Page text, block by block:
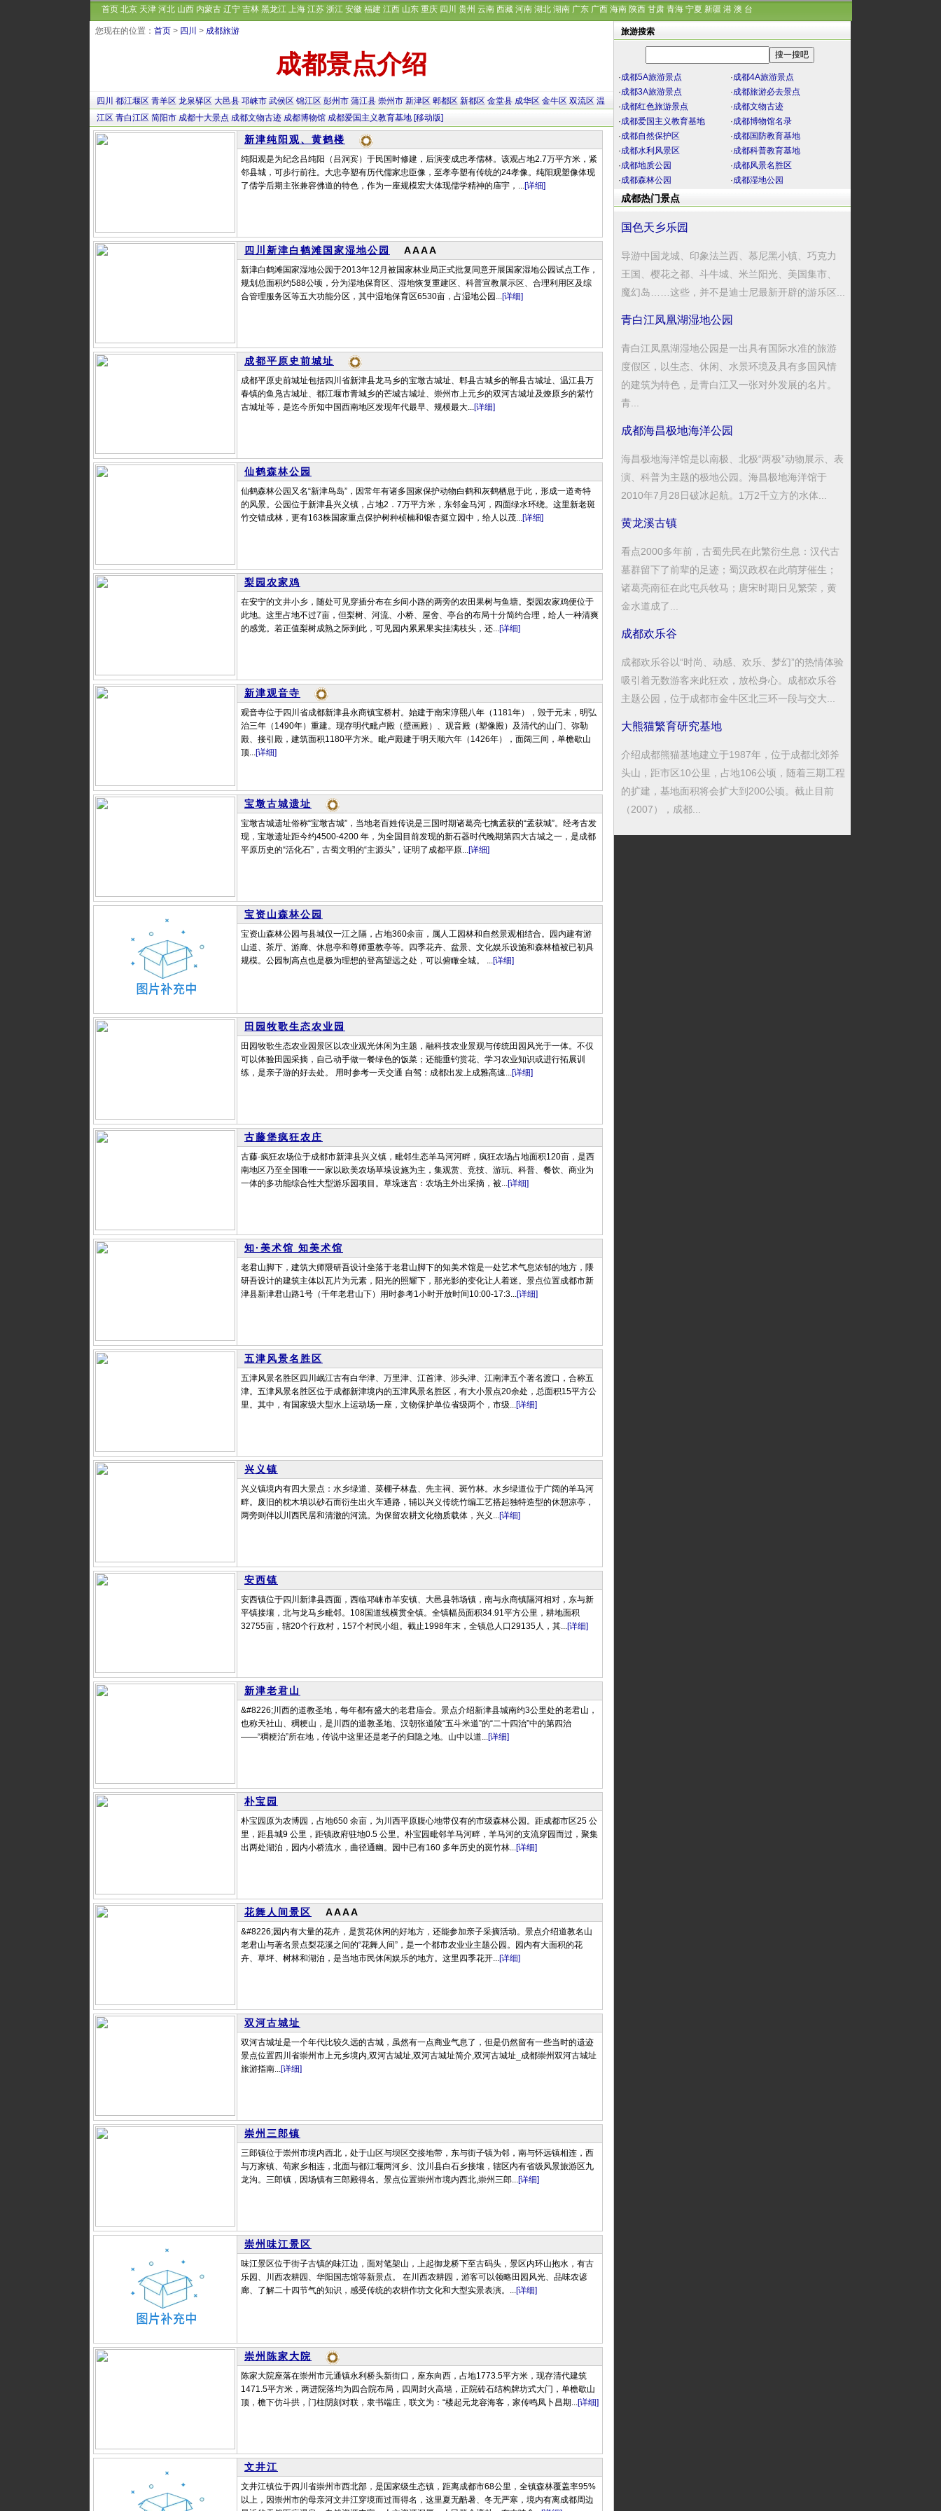
首页 北京 天津 河北 山西 内蒙古 辽宁 吉林 黑龙江 上海 江苏 浙江 安徽 福建 江西 山东 重庆 四川 贵州 云南 西藏 河南 湖北 湖南 广东 广西 海南 陕西 甘肃 青海 宁夏 新疆 港 澳 台
您现在的位置： 首页 > 四川 > 成都旅游
成都景点介绍
四川 都江堰区 青羊区 龙泉驿区 大邑县 邛崃市 武侯区 锦江区 彭州市 蒲江县 崇州市 新津区 郫都区 新都区 金堂县 成华区 金牛区 双流区 温
江区 青白江区 简阳市 成都十大景点 成都文物古迹 成都博物馆 成都爱国主义教育基地 [移动版]
新津纯阳观、黄鹤楼
纯阳观是为纪念吕纯阳（吕洞宾）于民国时修建，后演变成忠孝儒林。该观占地2.7万平方米，紧
邻县城，可步行前往。大忠亭塑有历代儒家忠臣像，至孝亭塑有传统的24孝像。纯阳观塑像体现
了儒学后期主张兼容佛道的特色，作为一座规模宏大体现儒学精神的庙宇，...[详细]
四川新津白鹤滩国家湿地公园 AAAA
新津白鹤滩国家湿地公园于2013年12月被国家林业局正式批复同意开展国家湿地公园试点工作，
规划总面积约588公顷，分为湿地保育区、湿地恢复重建区、科普宣教展示区、合理利用区及综
合管理服务区等五大功能分区，其中湿地保育区6530亩，占湿地公园...[详细]
成都平原史前城址
成都平原史前城址包括四川省新津县龙马乡的宝墩古城址、郫县古城乡的郸县古城址、温江县万
春镇的鱼凫古城址、都江堰市青城乡的芒城古城址、崇州市上元乡的双河古城址及燎原乡的紫竹
古城址等，是迄今所知中国西南地区发现年代最早、规模最大...[详细]
仙鹤森林公园
仙鹤森林公园又名“新津鸟岛”，因常年有诸多国家保护动物白鹤和灰鹤栖息于此，形成一道奇特
的风景。公园位于新津县兴义镇，占地2．7万平方米，东邻金马河，四面绿水环绕。这里新老斑
竹交错成林，更有163株国家重点保护树种桢楠和银杏挺立园中，给人以茂...[详细]
梨园农家鸡
在安宁的文井小乡，随处可见穿插分布在乡间小路的两旁的农田果树与鱼塘。梨园农家鸡便位于
此地。这里占地不过7亩，但梨树、河流、小桥、屋舍、亭台的布局十分简约合理，给人一种清爽
的感觉。若正值梨树成熟之际到此，可见园内累累果实挂满枝头，还...[详细]
新津观音寺
观音寺位于四川省成都新津县永商镇宝桥村。始建于南宋淳熙八年（1181年），毁于元末，明弘
治三年（1490年）重建。现存明代毗卢殿（壁画殿）、观音殿（塑像殿）及清代的山门、弥勒
殿、接引殿，建筑面积1180平方米。毗卢殿建于明天顺六年（1426年），面阔三间，单檐歇山
顶...[详细]
宝墩古城遗址
宝墩古城遗址俗称“宝墩古城”，当地老百姓传说是三国时期诸葛亮七擒孟获的“孟获城”。经考古发
现，宝墩遗址距今约4500-4200 年，为全国目前发现的新石器时代晚期第四大古城之一，是成都
平原历史的“活化石”，古蜀文明的“主源头”，证明了成都平原...[详细]
宝资山森林公园
宝资山森林公园与县城仅一江之隔，占地360余亩，属人工园林和自然景观相结合。园内建有游
山道、茶厅、游廊、休息亭和尊师重教亭等。四季花卉、盆景、文化娱乐设施和森林植被已初具
规模。公园制高点也是极为理想的登高望远之处，可以俯瞰全城。 ...[详细]
田园牧歌生态农业园
田园牧歌生态农业园景区以农业观光休闲为主题，融科技农业景观与传统田园风光于一体。不仅
可以体验田园采摘，自己动手做一餐绿色的饭菜；还能垂钓赏花、学习农业知识或进行拓展训
练，是亲子游的好去处。 用时参考一天交通 自驾：成都出发上成雅高速...[详细]
古藤堡疯狂农庄
古藤·疯狂农场位于成都市新津县兴义镇，毗邻生态羊马河河畔，疯狂农场占地面积120亩，是西
南地区乃至全国唯一一家以欧美农场草垛设施为主，集观赏、竞技、游玩、科普、餐饮、商业为
一体的多功能综合性大型游乐园项目。草垛迷宫：农场主外出采摘，被...[详细]
知·美术馆 知美术馆
老君山脚下，建筑大师隈研吾设计坐落于老君山脚下的知美术馆是一处艺术气息浓郁的地方，隈
研吾设计的建筑主体以瓦片为元素，阳光的照耀下，那光影的变化让人着迷。景点位置成都市新
津县新津君山路1号（千年老君山下）用时参考1小时开放时间10:00-17:3...[详细]
五津风景名胜区
五津风景名胜区四川岷江古有白华津、万里津、江首津、涉头津、江南津五个著名渡口，合称五
津。五津风景名胜区位于成都新津境内的五津风景名胜区，有大小景点20余处，总面积15平方公
里。其中，有国家级大型水上运动场一座，文物保护单位省级两个，市级...[详细]
兴义镇
兴义镇境内有四大景点：水乡绿道、菜棚子林盘、先主祠、斑竹林。水乡绿道位于广阔的羊马河
畔。废旧的枕木填以砂石而衍生出火车通路，辅以兴义传统竹编工艺搭起独特造型的休憩凉亭，
两旁则伴以川西民居和清澈的河流。为保留农耕文化物质载体，兴义...[详细]
安西镇
安西镇位于四川新津县西面，西临邛崃市羊安镇、大邑县韩场镇，南与永商镇隔河相对，东与新
平镇接壤，北与龙马乡毗邻。108国道线横贯全镇。全镇幅员面积34.91平方公里，耕地面积
32755亩，辖20个行政村，157个村民小组。截止1998年末，全镇总人口29135人，其...[详细]
新津老君山
&#8226;川西的道教圣地，每年都有盛大的老君庙会。景点介绍新津县城南约3公里处的老君山，
也称天社山、稠粳山，是川西的道教圣地、汉朝张道陵“五斗米道”的“二十四治”中的第四治
——“稠粳治”所在地，传说中这里还是老子的归隐之地。山中以道...[详细]
朴宝园
朴宝园原为农博园，占地650 余亩，为川西平原腹心地带仅有的市级森林公园。距成都市区25 公
里，距县城9 公里，距镇政府驻地0.5 公里。朴宝园毗邻羊马河畔，羊马河的支流穿园而过，聚集
出两处湖泊，园内小桥流水，曲径通幽。园中已有160 多年历史的斑竹林...[详细]
花舞人间景区 AAAA
&#8226;园内有大量的花卉，是赏花休闲的好地方，还能参加亲子采摘活动。景点介绍道教名山
老君山与著名景点梨花溪之间的“花舞人间”，是一个都市农业业主题公园。园内有大面积的花
卉、草坪、树林和湖泊，是当地市民休闲娱乐的地方。这里四季花开...[详细]
双河古城址
双河古城址是一个年代比较久远的古城，虽然有一点商业气息了，但是仍然留有一些当时的遗迹
景点位置四川省崇州市上元乡境内,双河古城址,双河古城址简介,双河古城址_成都崇州双河古城址
旅游指南...[详细]
崇州三郎镇
三郎镇位于崇州市境内西北，处于山区与坝区交接地带，东与街子镇为邻，南与怀远镇相连，西
与万家镇、苟家乡相连，北面与都江堰两河乡、汶川县白石乡接壤，辖区内有省级风景旅游区九
龙沟。三郎镇，因场镇有三郎殿得名。景点位置崇州市境内西北,崇州三郎...[详细]
崇州味江景区
味江景区位于街子古镇的味江边，面对笔架山，上起御龙桥下至古码头，景区内环山抱水，有古
乐园、川西农耕园、华阳国志馆等新景点。 在川西农耕园，游客可以领略田园风光、品味农谚
廊、了解二十四节气的知识，感受传统的农耕作坊文化和大型实景表演。...[详细]
崇州陈家大院
陈家大院座落在崇州市元通镇永利桥头新街口，座东向西，占地1773.5平方米，现存清代建筑
1471.5平方米，两进院落均为四合院布局，四周封火高墙，正院砖石结构牌坊式大门，单檐歇山
顶，檐下仿斗拱，门柱阴刻对联，隶书端庄，联文为：“楼起元龙容海客，家传鸣凤卜昌期...[详细]
文井江
文井江镇位于四川省崇州市西北部，是国家级生态镇，距离成都市68公里，全镇森林覆盖率95%
以上，因崇州市的母亲河文井江穿境而过而得名，这里夏无酷暑、冬无严寒，境内有离成都周边
旅游搜索
·成都5A旅游景点 ·成都4A旅游景点
·成都3A旅游景点 ·成都旅游必去景点
·成都红色旅游景点 ·成都文物古迹
·成都爱国主义教育基地 ·成都博物馆名录
·成都自然保护区 ·成都国防教育基地
·成都水利风景区 ·成都科普教育基地
·成都地质公园 ·成都风景名胜区
·成都森林公园 ·成都湿地公园
成都热门景点
国色天乡乐园
导游中国龙城、印象法兰西、慕尼黑小镇、巧克力
王国、樱花之都、斗牛城、米兰阳光、美国集市、
魔幻岛……这些，并不是迪士尼最新开辟的游乐区...
青白江凤凰湖湿地公园
青白江凤凰湖湿地公园是一出具有国际水准的旅游
度假区，以生态、休闲、水景环境及具有多国风情
的建筑为特色，是青白江又一张对外发展的名片。
青...
成都海昌极地海洋公园
海昌极地海洋馆是以南极、北极“两极”动物展示、表
演、科普为主题的极地公园。海昌极地海洋馆于
2010年7月28日破冰起航。1万2千立方的水体...
黄龙溪古镇
看点2000多年前，古蜀先民在此繁衍生息：汉代古
墓群留下了前辈的足迹；蜀汉政权在此萌芽催生；
诸葛亮南征在此屯兵牧马；唐宋时期日见繁荣，黄
金水道成了...
成都欢乐谷
成都欢乐谷以“时尚、动感、欢乐、梦幻”的热情体验
吸引着无数游客来此狂欢，放松身心。成都欢乐谷
主题公园，位于成都市金牛区北三环一段与交大...
大熊猫繁育研究基地
介绍成都熊猫基地建立于1987年，位于成都北郊斧
头山，距市区10公里，占地106公顷，随着三期工程
的扩建，基地面积将会扩大到200公顷。截止目前
（2007），成都...